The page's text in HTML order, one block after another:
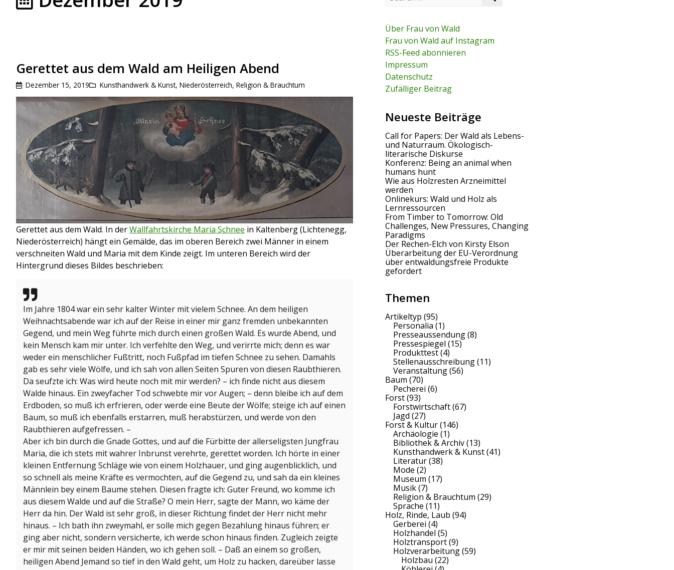
Gerettet aus dem Wald am Heiligen Abend
Dezember 15, 2019 Kunsthandwerk & Kunst, Niederösterreich, Religion & Brauchtum
Gerettet aus dem Wald. In derWallfahrtskirche Maria Schnee in Kaltenberg (Lichtenegg,
Niederösterreich) hängt ein Gemälde, das im oberen Bereich zwei Männer in einem
verschneiten Wald und Maria mit dem Kinde zeigt. Im unteren Bereich wird der
Hintergrund dieses Bildes beschrieben:
Im Jahre 1804 war ein sehr kalter Winter mit vielem Schnee. An dem heiligen
Weihnachtsabende war ich auf der Reise in einer mir ganz fremden unbekannten
Gegend, und mein Weg führte mich durch einen großen Wald. Es wurde Abend, und
kein Mensch kam mir unter. Ich verfehlte den Weg, und verirrte mich; denn es war
weder ein menschlicher Fußtritt, noch Fußpfad im tiefen Schnee zu sehen. Damahls
gab es sehr viele Wölfe, und ich sah von allen Seiten Spuren von diesen Raubthieren.
Da seufzte ich: Was wird heute noch mit mir werden? – ich finde nicht aus diesem
Walde hinaus. Ein zweyfacher Tod schwebte mir vor Augen; – denn bleibe ich auf dem
Erdboden, so muß ich erfrieren, oder werde eine Beute der Wölfe; steige ich auf einen
Baum, so muß ich ebenfalls erstarren, muß herabstürzen, und werde von den
Raubthieren aufgefressen. –
Aber ich bin durch die Gnade Gottes, und auf die Fürbitte der allerseligsten Jungfrau
Maria, die ich stets mit wahrer Inbrunst verehrte, gerettet worden. Ich hörte in einer
kleinen Entfernung Schläge wie von einem Holzhauer, und ging augenblicklich, und
so schnell als meine Kräfte es vermochten, auf die Gegend zu, und sah da ein kleines
Männlein bey einem Baume stehen. Diesen fragte ich: Guter Freund, wo komme ich
aus diesem Walde und auf die Straße? O mein Herr, sagte der Mann, wo käme der
Herr da hin. Der Wald ist sehr groß, in dieser Richtung findet der Herr nicht mehr
hinaus. – Ich bath ihn zweymahl, er solle mich gegen Bezahlung hinaus führen; er
ging aber nicht, sondern versicherte, ich werde schon hinaus finden. Zugleich zeigte
er mir mit seinen beiden Händen, wo ich gehen soll. – Daß an einem so großen,
heiligen Abend Jemand so tief in den Wald geht, um Holz zu hacken, dareüber lasse
c
h
f
o
r
:
Über Frau von Wald
Frau von Wald auf Instagram
RSS-Feed abonnieren
Impressum
Datenschutz
Zufälliger Beitrag
Neueste Beiträge
Call for Papers: Der Wald als Lebens-
und Naturraum. Ökologisch-
literarische Diskurse
Konferenz: Being an animal when
humans hunt
Wie aus Holzresten Arzneimittel
werden
Onlinekurs: Wald und Holz als
Lernressourcen
From Timber to Tomorrow: Old
Challenges, New Pressures, Changing
Paradigms
Der Rechen-Elch von Kirsty Elson
Überarbeitung der EU-Verordnung
über entwaldungsfreie Produkte
gefordert
Themen
Artikeltyp (95)
Personalia (1)
Presseaussendung(8)
Pressespiegel (15)
Produkttest(4)
Stellenausschreibung(11)
Veranstaltung(56)
Baum (70)
Pecherei (6)
Forst(93)
Forstwirtschaft(67)
Jagd (27)
Forst & Kultur(146)
Archäologie (1)
Bibliothek & Archiv(13)
Kunsthandwerk & Kunst(41)
Literatur(38)
Mode (2)
Museum (17)
Musik(7)
Religion & Brauchtum (29)
Sprache (11)
Holz, Rinde, Laub (94)
Gerberei (4)
Holzhandel (5)
Holztransport(9)
Holzverarbeitung(59)
Holzbau (22)